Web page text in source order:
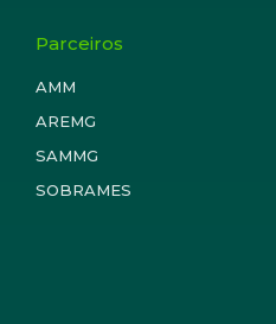
Parceiros
AMM
AREMG
SAMMG
SOBRAMES